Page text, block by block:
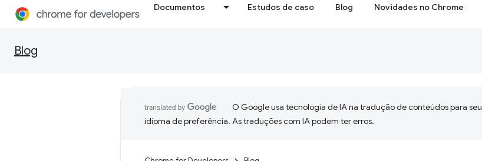
Documentos Estudos de caso Blog Novidades no Chrome
Blog
O Google usa tecnologia de IA na tradução de conteúdos para seu
idioma de preferência. As traduções com IA podem ter erros.